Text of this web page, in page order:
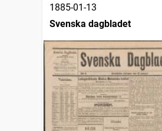
1885-01-13
Svenska dagbladet